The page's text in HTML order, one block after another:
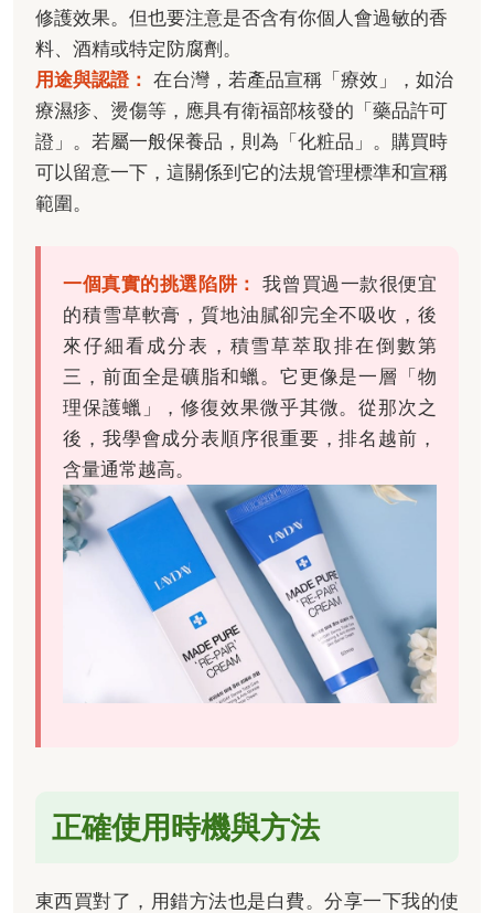
修護效果。但也要注意是否含有你個人會過敏的香
料、酒精或特定防腐劑。
用途與認證： 在台灣，若產品宣稱「療效」，如治
療濕疹、燙傷等，應具有衛福部核發的「藥品許可
證」。若屬一般保養品，則為「化粧品」。購買時
可以留意一下，這關係到它的法規管理標準和宣稱
範圍。
一個真實的挑選陷阱： 我曾買過一款很便宜
的積雪草軟膏，質地油膩卻完全不吸收，後
來仔細看成分表，積雪草萃取排在倒數第
三，前面全是礦脂和蠟。它更像是一層「物
理保護蠟」，修復效果微乎其微。從那次之
後，我學會成分表順序很重要，排名越前，
含量通常越高。
正確使用時機與方法
東西買對了，用錯方法也是白費。分享一下我的使